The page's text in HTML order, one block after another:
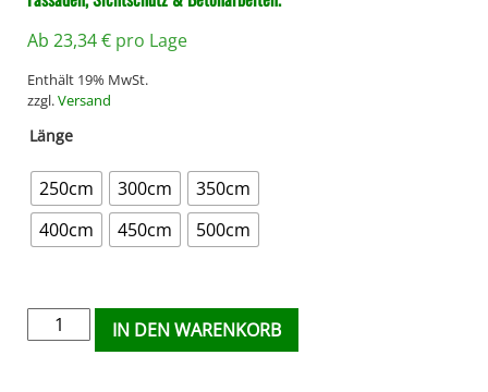
Ab 23,34€ pro Lage
Enthält 19% MwSt.
zzgl.Versand
Länge
250cm 300cm
350cm
400cm
450cm 500cm
IN DEN WARENKORB